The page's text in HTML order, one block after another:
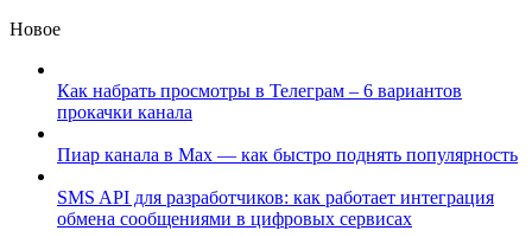
Новое
Как набрать просмотры в Телеграм – 6 вариантов
прокачки канала
Пиар канала в Max — как быстро поднять популярность
SMS API для разработчиков: как работает интеграция
обмена сообщениями в цифровых сервисах